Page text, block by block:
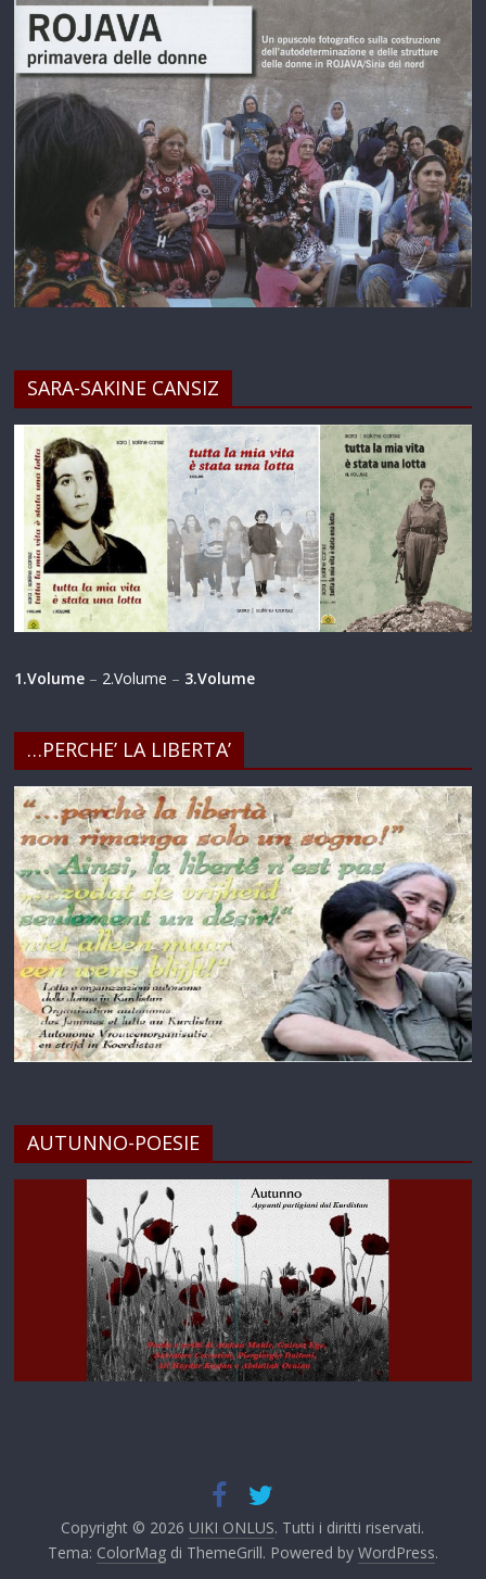
SARA-SAKINE CANSIZ
1.Volume – 2.Volume – 3.Volume
…PERCHE’ LA LIBERTA’
AUTUNNO-POESIE
Copyright © 2026 UIKI ONLUS. Tutti i diritti riservati.
Tema: ColorMagdi ThemeGrill. Powered by WordPress.